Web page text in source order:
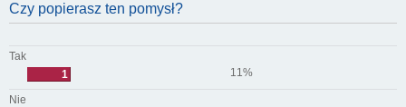
Czy popierasz ten pomysł?
Tak
1
11%
Nie